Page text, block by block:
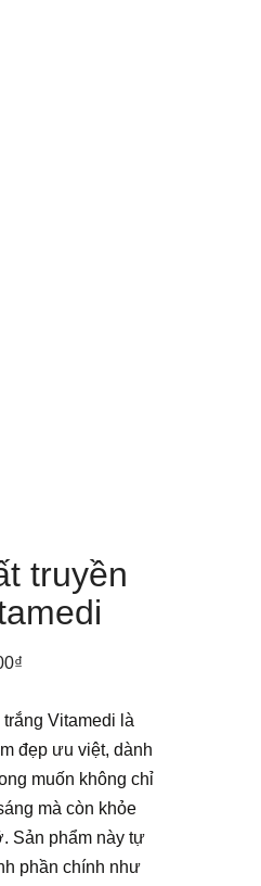
truyền
₫
Vitamedi là
đẹp ưu việt, dành
muốn không chỉ
mà còn khỏe
Sản phẩm này tự
phần chính như